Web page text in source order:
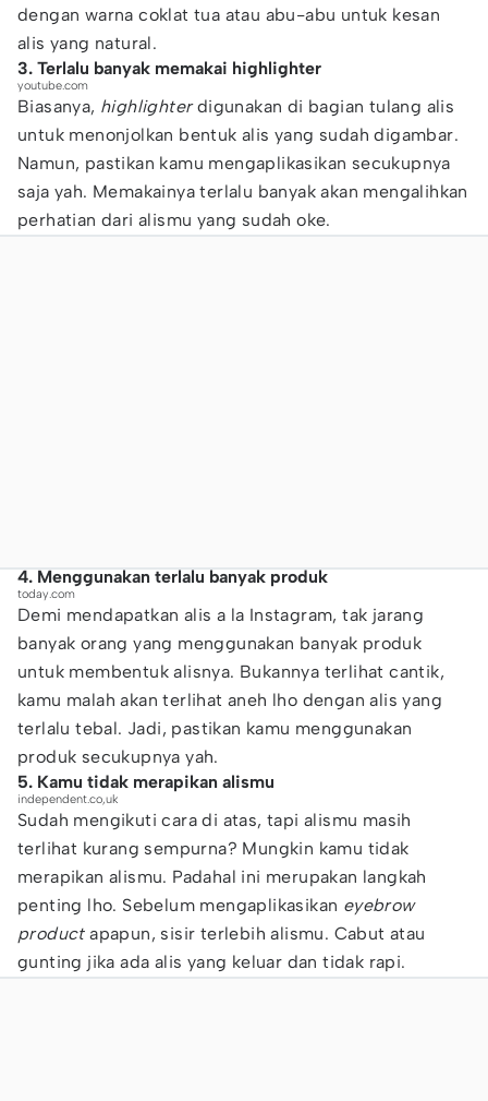
dengan warna coklat tua atau abu-abu untuk kesan
alis yang natural.
3. Terlalu banyak memakai highlighter
youtube.com
Biasanya, highlighterdigunakan di bagian tulang alis
untuk menonjolkan bentuk alis yang sudah digambar.
Namun, pastikan kamu mengaplikasikan secukupnya
saja yah. Memakainya terlalu banyak akan mengalihkan
perhatian dari alismu yang sudah oke.
4. Menggunakan terlalu banyak produk
today.com
Demi mendapatkan alis a la Instagram, tak jarang
banyak orang yang menggunakan banyak produk
untuk membentuk alisnya. Bukannya terlihat cantik,
kamu malah akan terlihat aneh lho dengan alis yang
terlalu tebal. Jadi, pastikan kamu menggunakan
produk secukupnya yah.
5. Kamu tidak merapikan alismu
independent.co,uk
Sudah mengikuti cara di atas, tapi alismu masih
terlihat kurang sempurna? Mungkin kamu tidak
merapikan alismu. Padahal ini merupakan langkah
penting lho. Sebelum mengaplikasikan eyebrow
productapapun, sisir terlebih alismu. Cabut atau
gunting jika ada alis yang keluar dan tidak rapi.